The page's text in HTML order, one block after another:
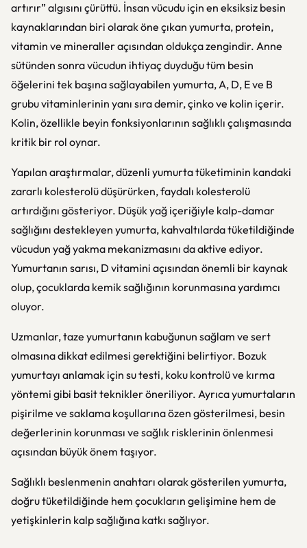
artırır” algısını çürüttü. İnsan vücudu için en eksiksiz besin
kaynaklarından biri olarak öne çıkan yumurta, protein,
vitamin ve mineraller açısından oldukça zengindir. Anne
sütünden sonra vücudun ihtiyaç duyduğu tüm besin
öğelerini tek başına sağlayabilen yumurta, A, D, E ve B
grubu vitaminlerinin yanı sıra demir, çinko ve kolin içerir.
Kolin, özellikle beyin fonksiyonlarının sağlıklı çalışmasında
kritik bir rol oynar.
Yapılan araştırmalar, düzenli yumurta tüketiminin kandaki
zararlı kolesterolü düşürürken, faydalı kolesterolü
artırdığını gösteriyor. Düşük yağ içeriğiyle kalp-damar
sağlığını destekleyen yumurta, kahvaltılarda tüketildiğinde
vücudun yağ yakma mekanizmasını da aktive ediyor.
Yumurtanın sarısı, D vitamini açısından önemli bir kaynak
olup, çocuklarda kemik sağlığının korunmasına yardımcı
oluyor.
Uzmanlar, taze yumurtanın kabuğunun sağlam ve sert
olmasına dikkat edilmesi gerektiğini belirtiyor. Bozuk
yumurtayı anlamak için su testi, koku kontrolü ve kırma
yöntemi gibi basit teknikler öneriliyor. Ayrıca yumurtaların
pişirilme ve saklama koşullarına özen gösterilmesi, besin
değerlerinin korunması ve sağlık risklerinin önlenmesi
açısından büyük önem taşıyor.
Sağlıklı beslenmenin anahtarı olarak gösterilen yumurta,
doğru tüketildiğinde hem çocukların gelişimine hem de
yetişkinlerin kalp sağlığına katkı sağlıyor.